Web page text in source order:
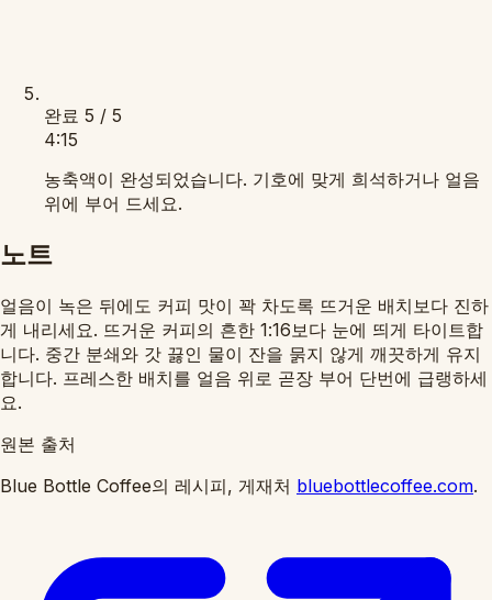
완료 5 / 5
4:15
농축액이 완성되었습니다. 기호에 맞게 희석하거나 얼음
위에 부어 드세요.
노트
얼음이 녹은 뒤에도 커피 맛이 꽉 차도록 뜨거운 배치보다 진하
게 내리세요. 뜨거운 커피의 흔한 1:16보다 눈에 띄게 타이트합
니다. 중간 분쇄와 갓 끓인 물이 잔을 묽지 않게 깨끗하게 유지
합니다. 프레스한 배치를 얼음 위로 곧장 부어 단번에 급랭하세
요.
원본 출처
Blue Bottle Coffee의 레시피, 게재처 bluebottlecoffee.com.